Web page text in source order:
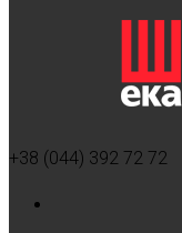
+38 (044) 392 72 72